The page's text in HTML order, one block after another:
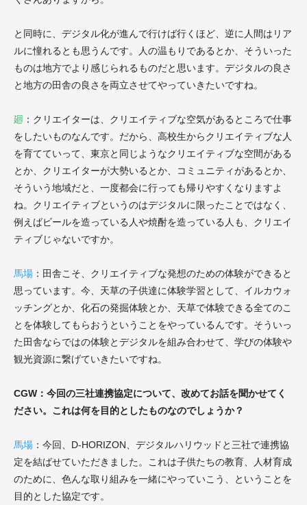
と同時に、デジタル化が進んで行けば行くほど、逆に人間はリア
ルに憧れるとも思うんです。人の温もりであるとか、そういった
ものは地方でより感じられるものだと思います。デジタルの良さ
と地方の田舎の良さを両立させてやっていきたいですね。
廻 ：クリエイターは、クリエイティブな空気があるところで仕事
をしたいものなんです。だから、高校生からクリエイティブな人
を育てていって、東京と同じようなクリエイティブな空間がある
とか、クリエイターが大勢いるとか、コミュニティがあるとか、
そういう地域だと、一度都会に行っても帰りやすくなりますよ
ね。クリエイティブというのはデジタルに限ったことではなく、
例えばビールを造っている人や焼酎を造っている人も、クリエイ
ティブじゃないですか。
馬場 ：田舎こそ、クリエイティブな発想のための体験ができると
思っています。今、天草の子供達に体験学習として、イルカウォ
ッチングとか、化石の発掘体験とか、天草で体験できる全てのこ
とを体験してもらおうということをやっているんです。そういっ
た田舎ならではの体験とデジタルを組み合わせて、学びの体験や
観光資源に繋げていきたいですね。
CGW：今回の三社連携協定について、改めてお話を聞かせてく
ださい。これは何を目的としたものなのでしょうか？
馬場 ：今回、D-HORIZON、デジタルハリウッドと三社で連携協
定を結ばせていただきました。これは子供たちの教育、人材育成
のために、色んな取り組みを一緒にやっていこう、ということを
目的とした協定です。